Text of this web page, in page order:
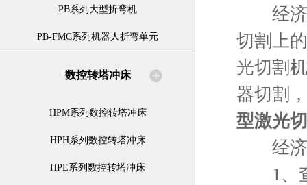
PB系列大型折弯机
PB-FMC系列机器人折弯单元
数控转塔冲床
HPM系列数控转塔冲床
HPH系列数控转塔冲床
HPE系列数控转塔冲床
经济
切割上
光切割
器切割
型激光
经济
1、查